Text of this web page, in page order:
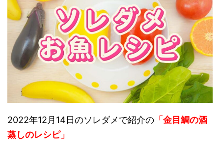
2022年12月14日のソレダメで紹介の 「金目鯛の酒
蒸しのレシピ」